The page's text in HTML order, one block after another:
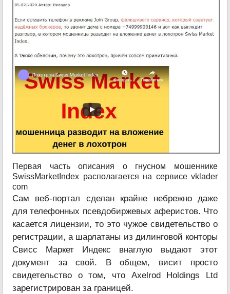
Первая часть описания о гнусном мошеннике
SwissMarketIndex располагается на сервисе vklader
com
Сам веб-портал сделан крайне небрежно даже
для телефонных псевдобиржевых аферистов. Что
касается лицензии, то это чужое свидетельство о
регистрации, а шарлатаны из дилинговой конторы
Свисс Маркет Индекс внаглую выдают этот
документ за свой. В общем, висит просто
свидетельство о том, что Axelrod Holdings Ltd
зарегистрирован за границей.